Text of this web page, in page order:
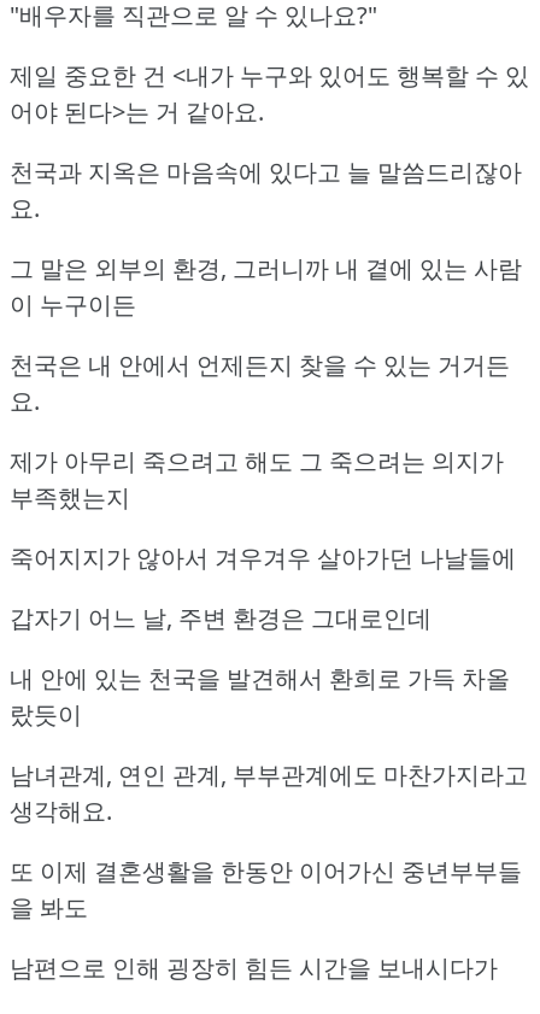
"배우자를 직관으로 알 수 있나요?"
제일 중요한 건 <내가 누구와 있어도 행복할 수 있
어야 된다>는 거 같아요.
천국과 지옥은 마음속에 있다고 늘 말씀드리잖아
요.
그 말은 외부의 환경, 그러니까 내 곁에 있는 사람
이 누구이든
천국은 내 안에서 언제든지 찾을 수 있는 거거든
요.
제가 아무리 죽으려고 해도 그 죽으려는 의지가
부족했는지
죽어지지가 않아서 겨우겨우 살아가던 나날들에
갑자기 어느 날, 주변 환경은 그대로인데
내 안에 있는 천국을 발견해서 환희로 가득 차올
랐듯이
남녀관계, 연인 관계, 부부관계에도 마찬가지라고
생각해요.
또 이제 결혼생활을 한동안 이어가신 중년부부들
을 봐도
남편으로 인해 굉장히 힘든 시간을 보내시다가